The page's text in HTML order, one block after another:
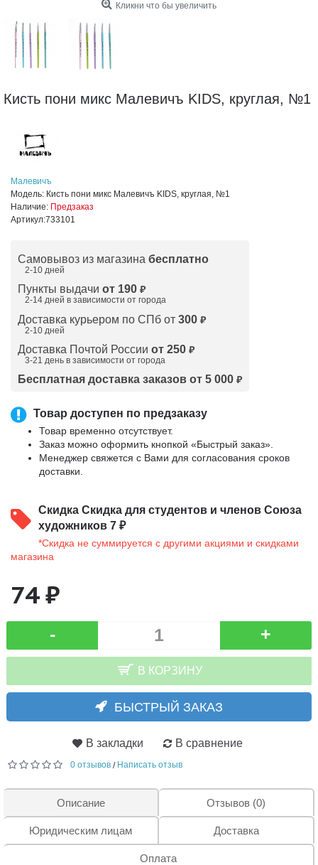
Кликни что бы увеличить
Кисть пони микс Малевичъ KIDS, круглая, №1
Малевичъ
Модель: Кисть пони микс Малевичъ KIDS, круглая, №1
Наличие: Предзаказ
Артикул:733101
Самовывоз из магазина бесплатно
2-10 дней
Пункты выдачи от 190 ₽
2-14 дней в зависимости от города
Доставка курьером по СПб от 300 ₽
2-10 дней
Доставка Почтой России от 250 ₽
3-21 день в зависимости от города
Бесплатная доставка заказов от 5 000 ₽
Товар доступен по предзаказу
Товар временно отсутствует.
Заказ можно оформить кнопкой «Быстрый заказ».
Менеджер свяжется с Вами для согласования сроков
доставки.
Скидка Скидка для студентов и членов Союза
художников 7 ₽
*Скидка не суммируется с другими акциями и скидками
магазина
74 ₽
- +
В КОРЗИНУ
БЫСТРЫЙ ЗАКАЗ
В закладки В сравнение
0 отзывов / Написать отзыв
Описание Отзывов (0)
Юридическим лицам Доставка
Оплата